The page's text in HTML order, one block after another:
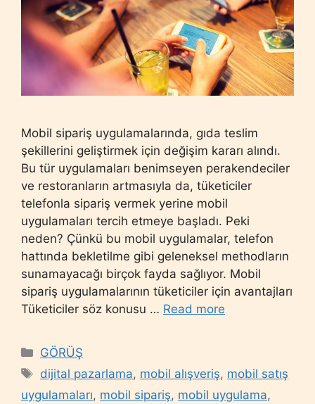
Mobil sipariş uygulamalarında, gıda teslim
şekillerini geliştirmek için değişim kararı alındı.
Bu tür uygulamaları benimseyen perakendeciler
ve restoranların artmasıyla da, tüketiciler
telefonla sipariş vermek yerine mobil
uygulamaları tercih etmeye başladı. Peki
neden? Çünkü bu mobil uygulamalar, telefon
hattında bekletilme gibi geleneksel methodların
sunamayacağı birçok fayda sağlıyor. Mobil
sipariş uygulamalarının tüketiciler için avantajları
Tüketiciler söz konusu … Read more
Categories
GÖRÜŞ
Tags
dijital pazarlama, mobil alışveriş, mobil satış
uygulamaları, mobil sipariş, mobil uygulama,